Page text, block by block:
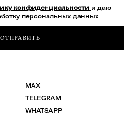
конфиденциальности и даю
персональных данных
ОТПРАВИТЬ
MAX
TELEGRAM
WHATSAPP